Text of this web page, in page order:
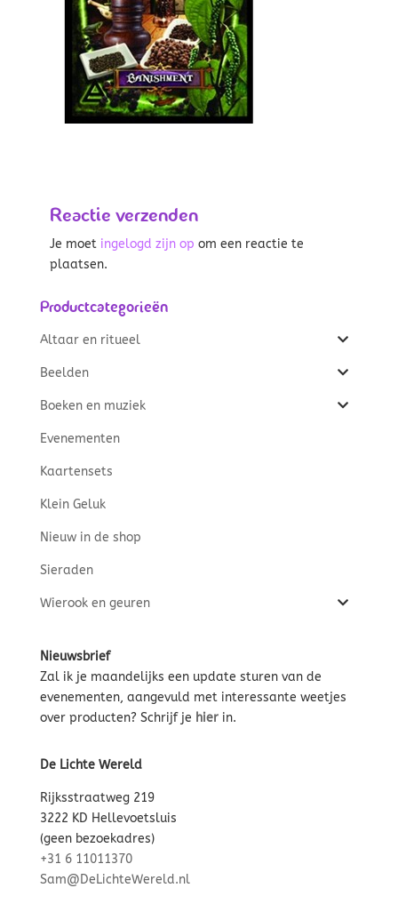
Reactie verzenden
Je moet ingelogd zijn op om een reactie te
plaatsen.
Productcategorieën
Altaar en ritueel
Beelden
Boeken en muziek
Evenementen
Kaartensets
Klein Geluk
Nieuw in de shop
Sieraden
Wierook en geuren
Nieuwsbrief
Zal ik je maandelijks een update sturen van de
evenementen, aangevuld met interessante weetjes
over producten? Schrijf je hierin.
De Lichte Wereld
Rijksstraatweg 219
3222 KD Hellevoetsluis
(geen bezoekadres)
+31 6 11011370
Sam@DeLichteWereld.nl